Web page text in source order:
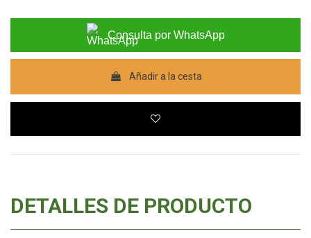
Consulta por WhatsApp
Añadir a la cesta
DETALLES DE PRODUCTO